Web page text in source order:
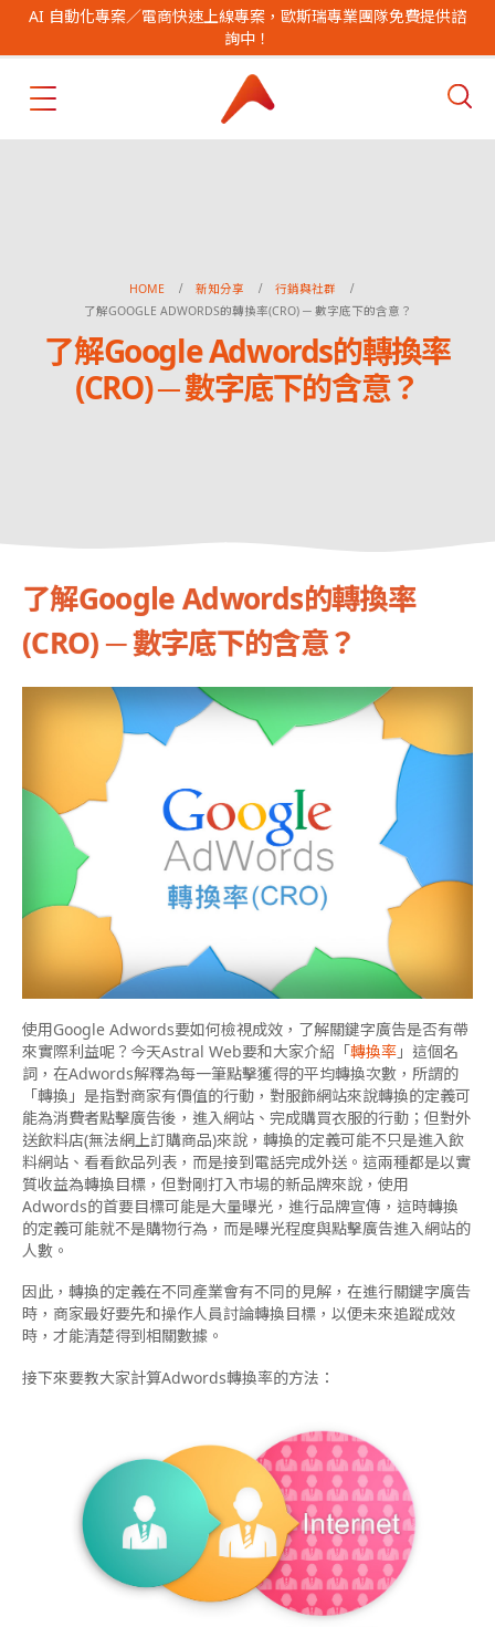
AI 自動化專案／電商快速上線專案，歐斯瑞專業團隊免費提供諮
詢中！
HOME 新知分享
行銷與社群
了解GOOGLE ADWORDS的轉換率(CRO) ─ 數字底下的含意？
了解Google Adwords的轉換率
(CRO) ─ 數字底下的含意？
了解Google Adwords的轉換率
(CRO) ─ 數字底下的含意？
使用Google Adwords要如何檢視成效，了解關鍵字廣告是否有帶
來實際利益呢？今天Astral Web要和大家介紹「轉換率 」這個名
詞，在Adwords解釋為每一筆點擊獲得的平均轉換次數，所謂的
「轉換」是指對商家有價值的行動，對服飾網站來說轉換的定義可
能為消費者點擊廣告後，進入網站、完成購買衣服的行動；但對外
送飲料店(無法網上訂購商品)來說，轉換的定義可能不只是進入飲
料網站、看看飲品列表，而是接到電話完成外送。這兩種都是以實
質收益為轉換目標，但對剛打入市場的新品牌來說，使用
Adwords的首要目標可能是大量曝光，進行品牌宣傳，這時轉換
的定義可能就不是購物行為，而是曝光程度與點擊廣告進入網站的
人數。
因此，轉換的定義在不同產業會有不同的見解，在進行關鍵字廣告
時，商家最好要先和操作人員討論轉換目標，以便未來追蹤成效
時，才能清楚得到相關數據。
接下來要教大家計算Adwords轉換率的方法：